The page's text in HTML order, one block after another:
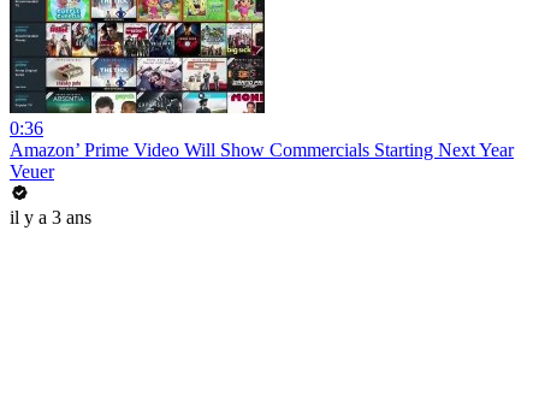
0:36
Amazon’ Prime Video Will Show Commercials Starting Next Year
Veuer
il y a 3 ans